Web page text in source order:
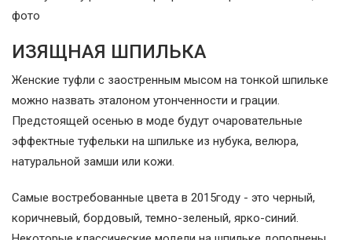
ИЗЯЩНАЯ ШПИЛЬКА
Женские туфли с заостренным мысом на тонкой шпильке
можно назвать эталоном утонченности и грации.
Предстоящей осенью в моде будут очаровательные
эффектные туфельки на шпильке из нубука, велюра,
натуральной замши или кожи.
Самые востребованные цвета в 2015году - это черный,
коричневый, бордовый, темно-зеленый, ярко-синий.